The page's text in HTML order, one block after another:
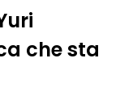
che sta